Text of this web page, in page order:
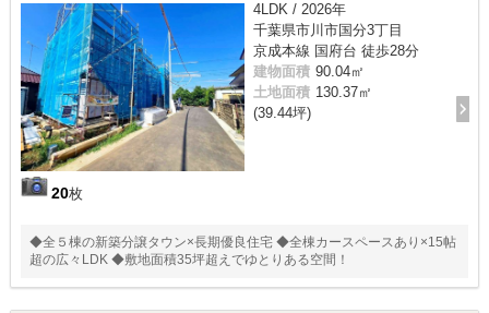
20枚
4LDK / 2026年
千葉県市川市国分3丁目
京成本線 国府台 徒歩28分
建物面積 90.04㎡
土地面積 130.37㎡
(39.44坪)
◆全５棟の新築分譲タウン×長期優良住宅 ◆全棟カースペースあり×15帖
超の広々LDK ◆敷地面積35坪超えでゆとりある空間！